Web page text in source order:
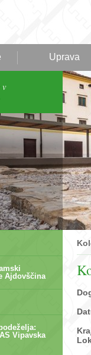
Uprava
v
Ajdovščina
Vipavska